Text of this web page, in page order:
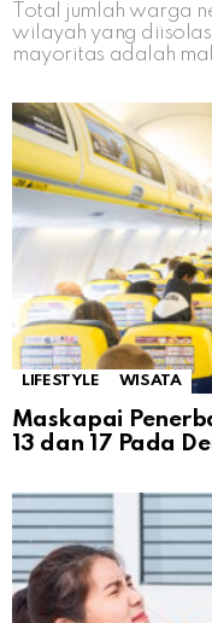
Total jumlah warga
wilayah yang
mayoritas adalah
LIFESTYLE WISATA
Maskapai
13 dan 17 Pada